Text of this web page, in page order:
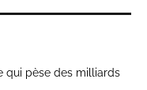
qui pèse des milliards